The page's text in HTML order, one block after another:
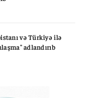
və Türkiyə ilə
adlandırıb